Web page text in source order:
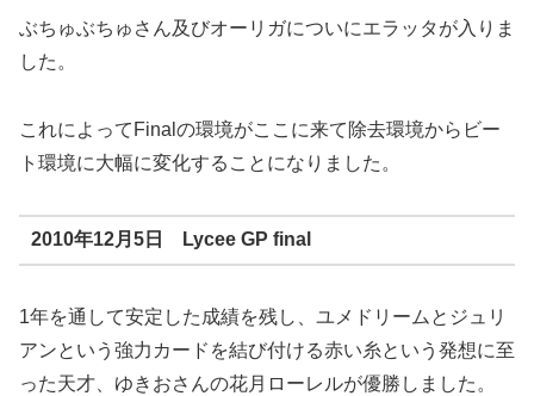
ぶちゅぶちゅさん及びオーリガについにエラッタが入りま
した。
これによってFinalの環境がここに来て除去環境からビー
ト環境に大幅に変化することになりました。
2010年12月5日 Lycee GP final
1年を通して安定した成績を残し、ユメドリームとジュリ
アンという強力カードを結び付ける赤い糸という発想に至
った天才、ゆきおさんの花月ローレルが優勝しました。